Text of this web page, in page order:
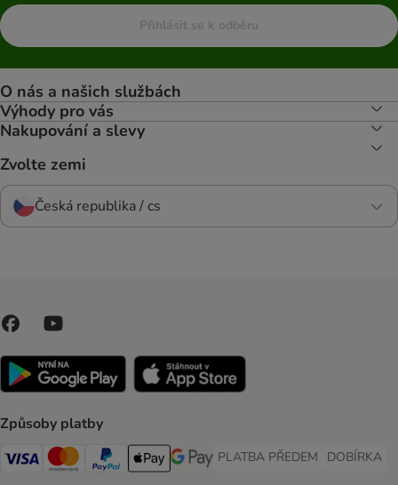
Přihlásit se k odběru
O nás a našich službách
Výhody pro vás
Nakupování a slevy
Zvolte zemi
Česká republika / cs
Způsoby platby
Visa Payment Method
Mastercard Payment Method
PayPal Payment Method
Apple pay Payment Method
GooglePay Payment Method
PLATBA PŘEDEM
PLATBA PŘEDEM Payment
DOBÍRKA
DOBÍRKA